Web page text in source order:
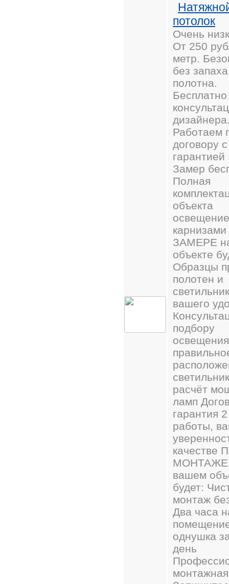
потолок
Очень
От 250
метр.
без
полотна.
Работаем
договору с
гарантией
Замер
Полная
объекта
ЗАМЕРЕ
объекте
Образцы
полотен и
вашего
подбору
расчёт
ламп
гарантия
работы,
качестве
МОНТАЖЕ
вашем
будет:
монтаж
Два часа
однушка
день